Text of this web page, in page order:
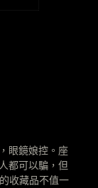
眼鏡娘控。座
都可以騙，但
收藏品不值一